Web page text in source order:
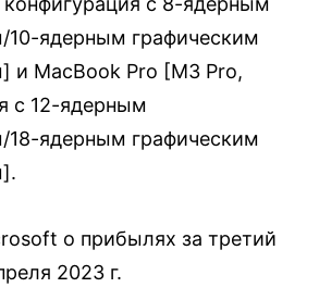
10-ядерным графическим
и MacBook Pro [M3 Pro,
с 12-ядерным
18-ядерным графическим
о прибылях за третий
2023 г.